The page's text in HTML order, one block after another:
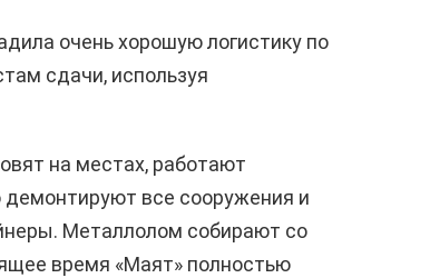
очень хорошую логистику по
сдачи, используя
на местах, работают
все сооружения и
Металлолом собирают со
время «Маят» полностью